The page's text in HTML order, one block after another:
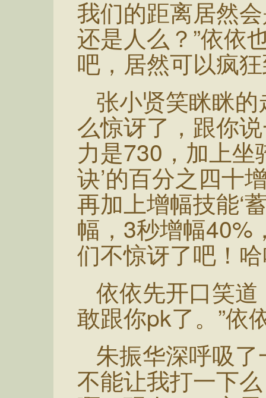
我们的距离居然
还是人么？”依依
吧，居然可以疯
张小贤笑眯眯
么惊讶了，跟你
力是730，加上坐
诀’的百分之四十
再加上增幅技能‘
幅，3秒增幅40%
们不惊讶了吧！
依依先开口笑
敢跟你pk了。”依
朱振华深呼吸
不能让我打一下